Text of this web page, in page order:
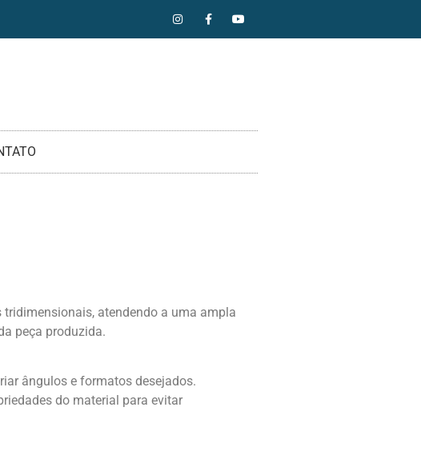
atendendo a uma ampla
peça produzida.
ângulos e formatos desejados.
do material para evitar